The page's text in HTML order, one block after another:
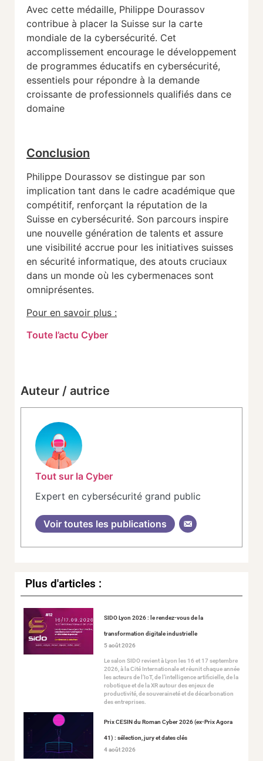
Avec cette médaille, Philippe Dourassov
contribue à placer la Suisse sur la carte
mondiale de la cybersécurité. Cet
accomplissement encourage le développement
de programmes éducatifs en cybersécurité,
essentiels pour répondre à la demande
croissante de professionnels qualifiés dans ce
domaine​
Conclusion
Philippe Dourassov se distingue par son
implication tant dans le cadre académique que
compétitif, renforçant la réputation de la
Suisse en cybersécurité. Son parcours inspire
une nouvelle génération de talents et assure
une visibilité accrue pour les initiatives suisses
en sécurité informatique, des atouts cruciaux
dans un monde où les cybermenaces sont
omniprésentes.
Pour en savoir plus :
Toute l’actu Cyber
Auteur / autrice
Tout sur la Cyber
Expert en cybersécurité grand public
Voir toutes les publications
Plus d'articles :
SIDO Lyon 2026 : le rendez-vous de la
transformation digitale industrielle
5 août 2026
Le salon SIDO revient à Lyon les 16 et 17 septembre
2026, à la Cité Internationale et réunit chaque année
les acteurs de l’IoT, de l’intelligence artificielle, de la
robotique et de la XR autour des enjeux de
productivité, de souveraineté et de décarbonation
des entreprises.
Prix CESIN du Roman Cyber 2026 (ex-Prix Agora
41) : sélection, jury et dates clés
4 août 2026